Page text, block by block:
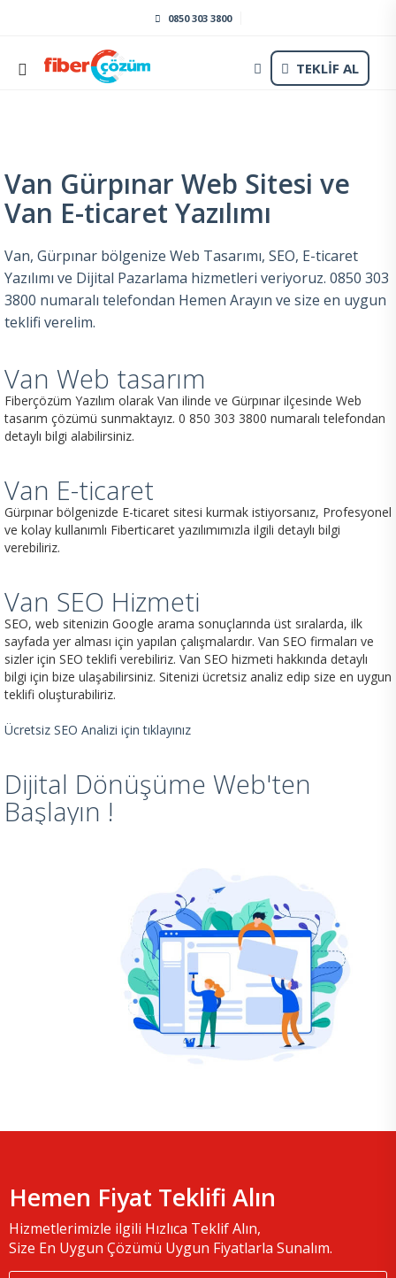
0850 303 3800
TEKLİF AL
Van Gürpınar Web Sitesi ve
Van E-ticaret Yazılımı
Van, Gürpınar bölgenize Web Tasarımı, SEO, E-ticaret
Yazılımı ve Dijital Pazarlama hizmetleri veriyoruz. 0850 303
3800 numaralı telefondan Hemen Arayın ve size en uygun
teklifi verelim.
Van Web tasarım
Fiberçözüm Yazılım olarak Van ilinde ve Gürpınar ilçesinde Web
tasarım çözümü sunmaktayız. 0 850 303 3800 numaralı telefondan
detaylı bilgi alabilirsiniz.
Van E-ticaret
Gürpınar bölgenizde E-ticaret sitesi kurmak istiyorsanız, Profesyonel
ve kolay kullanımlı Fiberticaret yazılımımızla ilgili detaylı bilgi
verebiliriz.
Van SEO Hizmeti
SEO, web sitenizin Google arama sonuçlarında üst sıralarda, ilk
sayfada yer alması için yapılan çalışmalardır. Van SEO firmaları ve
sizler için SEO teklifi verebiliriz. Van SEO hizmeti hakkında detaylı
bilgi için bize ulaşabilirsiniz. Sitenizi ücretsiz analiz edip size en uygun
teklifi oluşturabiliriz.
Ücretsiz SEO Analizi için tıklayınız
Dijital Dönüşüme Web'ten
Başlayın !
Hemen Fiyat Teklifi Alın
Hizmetlerimizle ilgili Hızlıca Teklif Alın,
Size En Uygun Çözümü Uygun Fiyatlarla Sunalım.